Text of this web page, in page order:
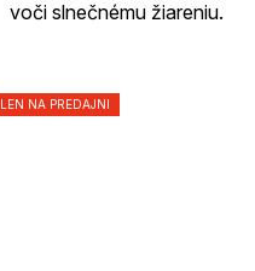
voči slnečnému žiareniu.
LEN NA PREDAJNI